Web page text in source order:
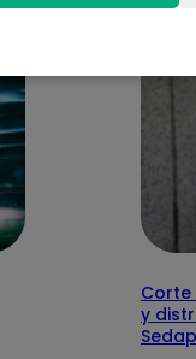
Corte
y